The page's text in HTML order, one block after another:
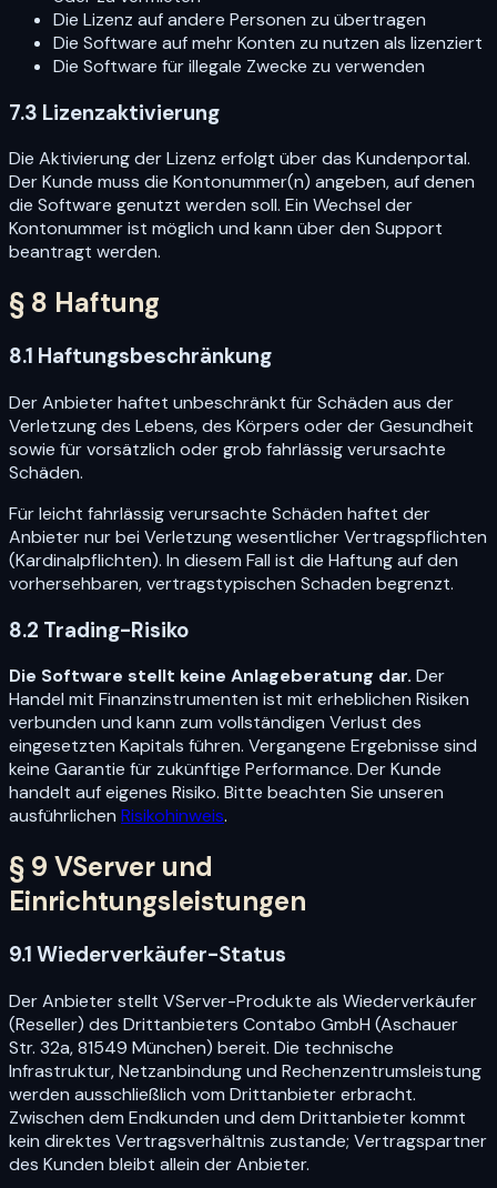
Die Lizenz auf andere Personen zu übertragen
Die Software auf mehr Konten zu nutzen als lizenziert
Die Software für illegale Zwecke zu verwenden
7.3 Lizenzaktivierung
Die Aktivierung der Lizenz erfolgt über das Kundenportal.
Der Kunde muss die Kontonummer(n) angeben, auf denen
die Software genutzt werden soll. Ein Wechsel der
Kontonummer ist möglich und kann über den Support
beantragt werden.
§ 8 Haftung
8.1 Haftungsbeschränkung
Der Anbieter haftet unbeschränkt für Schäden aus der
Verletzung des Lebens, des Körpers oder der Gesundheit
sowie für vorsätzlich oder grob fahrlässig verursachte
Schäden.
Für leicht fahrlässig verursachte Schäden haftet der
Anbieter nur bei Verletzung wesentlicher Vertragspflichten
(Kardinalpflichten). In diesem Fall ist die Haftung auf den
vorhersehbaren, vertragstypischen Schaden begrenzt.
8.2 Trading-Risiko
Die Software stellt keine Anlageberatung dar. Der
Handel mit Finanzinstrumenten ist mit erheblichen Risiken
verbunden und kann zum vollständigen Verlust des
eingesetzten Kapitals führen. Vergangene Ergebnisse sind
keine Garantie für zukünftige Performance. Der Kunde
handelt auf eigenes Risiko. Bitte beachten Sie unseren
ausführlichen Risikohinweis.
§ 9 VServer und
Einrichtungsleistungen
9.1 Wiederverkäufer-Status
Der Anbieter stellt VServer-Produkte als Wiederverkäufer
(Reseller) des Drittanbieters Contabo GmbH (Aschauer
Str. 32a, 81549 München) bereit. Die technische
Infrastruktur, Netzanbindung und Rechenzentrumsleistung
werden ausschließlich vom Drittanbieter erbracht.
Zwischen dem Endkunden und dem Drittanbieter kommt
kein direktes Vertragsverhältnis zustande; Vertragspartner
des Kunden bleibt allein der Anbieter.